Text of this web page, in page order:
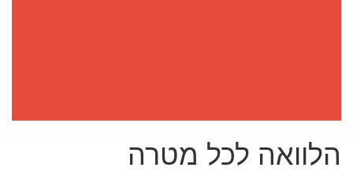
הלוואה לכל מטרה